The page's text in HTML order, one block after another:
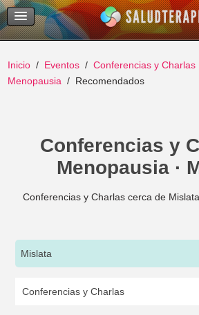
Temas Recientes
Buscar
Inicio Eventos Conferencias y Charlas
Menopausia
Recomendados
Conferencias y
Menopausia ·
Conferencias y Charlas cerca de
Mislata